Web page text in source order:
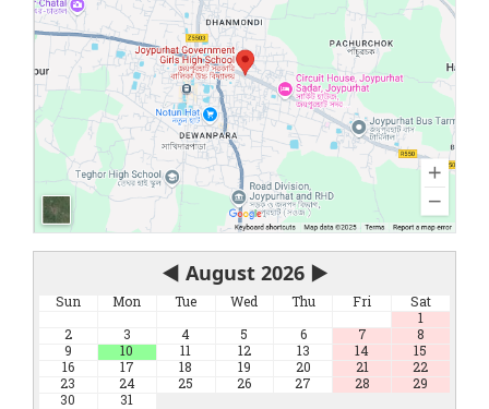
◀ August 2026 ▶
Sun Mon Tue Wed Thu Fri
Sat
1
2
3 4 5 6 7
8
9
10 11 12 13 14
15
16
17 18 19 20 21
22
23
24 25 26 27 28
29
30
31